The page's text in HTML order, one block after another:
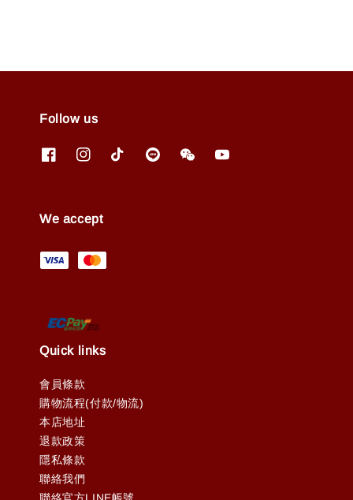
Follow us
We accept
Quick links
會員條款
購物流程(付款/物流)
本店地址
退款政策
隱私條款
聯絡我們